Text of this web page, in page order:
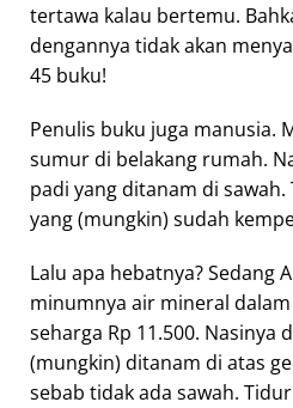
tertawa kalau bertemu.
dengannya tidak akan
45 buku!
Penulis buku juga manusia.
sumur di belakang rumah.
padi yang ditanam di
yang (mungkin) sudah
Lalu apa hebatnya? Sedang
minumnya air mineral
seharga Rp 11.500. Nasinya
(mungkin) ditanam di atas
sebab tidak ada sawah.